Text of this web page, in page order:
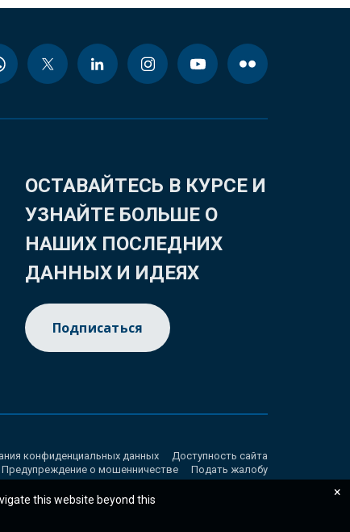
ОСТАВАЙТЕСЬ В КУРСЕ И
УЗНАЙТЕ БОЛЬШЕ О
НАШИХ ПОСЛЕДНИХ
ДАННЫХ И ИДЕЯХ
Подписаться
конфиденциальных данных
Доступность сайта
Предупреждение о мошенничестве Подать жалобу
this website beyond this
×